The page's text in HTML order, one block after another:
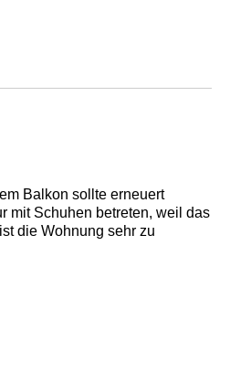
Balkon sollte erneuert
mit Schuhen betreten, weil das
die Wohnung sehr zu